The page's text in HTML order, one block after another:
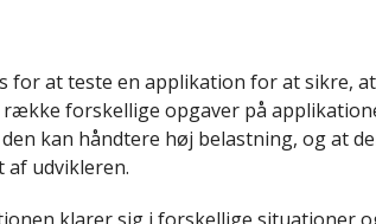
for at teste en applikation for at sikre, at
forskellige opgaver på
kan håndtere høj belastning, og at
af udvikleren.